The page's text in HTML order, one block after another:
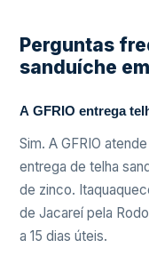
Perguntas
sanduíche
A GFRIO entrega
Sim. A GFRIO
entrega de telha
de zinco.
de Jacareí pela
a 15 dias úteis.